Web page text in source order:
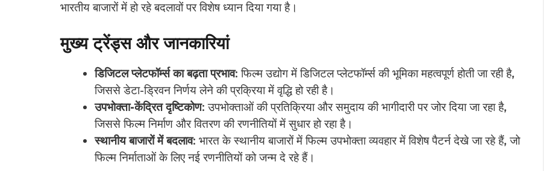
भारतीय बाजारों में हो रहे बदलावों पर विशेष ध्यान दिया गया है।
मुख्य ट्रेंड्स और जानकारियां
डिजिटल प्लेटफॉर्म्स का बढ़ता प्रभाव: फिल्म उद्योग में डिजिटल प्लेटफॉर्म्स की भूमिका महत्वपूर्ण होती जा रही है,
जिससे डेटा-ड्रिवन निर्णय लेने की प्रक्रिया में वृद्धि हो रही है।
उपभोक्ता-केंद्रित दृष्टिकोण: उपभोक्ताओं की प्रतिक्रिया और समुदाय की भागीदारी पर जोर दिया जा रहा है,
जिससे फिल्म निर्माण और वितरण की रणनीतियों में सुधार हो रहा है।
स्थानीय बाजारों में बदलाव: भारत के स्थानीय बाजारों में फिल्म उपभोक्ता व्यवहार में विशेष पैटर्न देखे जा रहे हैं, जो
फिल्म निर्माताओं के लिए नई रणनीतियों को जन्म दे रहे हैं।